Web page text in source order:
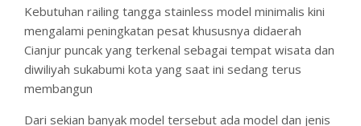
Kebutuhan railing tangga stainless model minimalis kini
mengalami peningkatan pesat khususnya didaerah
Cianjur puncak yang terkenal sebagai tempat wisata dan
diwiliyah sukabumi kota yang saat ini sedang terus
membangun
Dari sekian banyak model tersebut ada model dan jenis